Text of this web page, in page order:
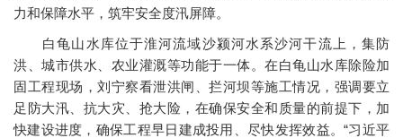
力和保障水平，筑牢安全度汛屏障。
白龟山水库位于淮河流域沙颍河水系沙河干流上，集防
洪、城市供水、农业灌溉等功能于一体。在白龟山水库除险加
固工程现场，刘宁察看泄洪闸、拦河坝等施工情况，强调要立
足防大汛、抗大灾、抢大险，在确保安全和质量的前提下，加
快建设进度，确保工程早日建成投用、尽快发挥效益。“习近平